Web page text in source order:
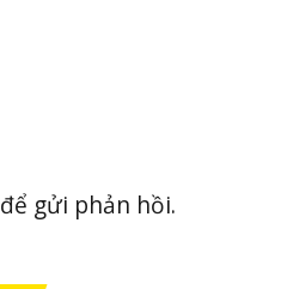
để gửi phản hồi.